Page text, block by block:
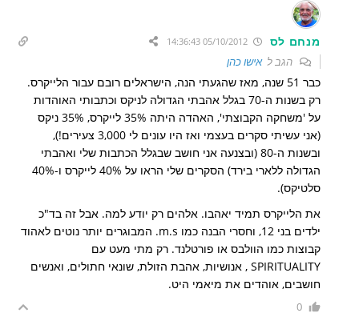
מנחם לס 05/10/2012 14:36:43
הגב לאישו כהן
כבר 51 שנה, מאז שהגעתי הנה, הישראלים רובם עבור הלייקרס.
רק בשנות ה-70 בגלל אהבתי הגדולה לניקס וכתבותי האוהדות
על 'משחקה הקבוצתי', האהדה היתה 35% לייקרס, 35% ניקס
(אני עשיתי סקרים בעצמי ואז היו עונים לי 3,000 צעירים!),
ובשנות ה-80 (ובצנעה אני חושב שבגלל הכתבות שלי ואהבתי
הגדולה ללארי בירד) הסקרים שלי הראו על 40% לייקרס ו-40%
סלטיקס).
את הלייקרס תמיד יאהבו. אלהים רק יודע למה. אבל זה בד"כ
ילדים בני 12, וחסרי הבנה כמו m.s. המבוגרים יותר נוטים לאהוד
קבוצות כמו הוולבס או פורטלנד. רק מתי מעט עם
SPIRITUALITY , אנושיות, אהבת הזולת, שונאי חתולים, ואנשים
חושבים, אוהדים את מיאמי היט.
0